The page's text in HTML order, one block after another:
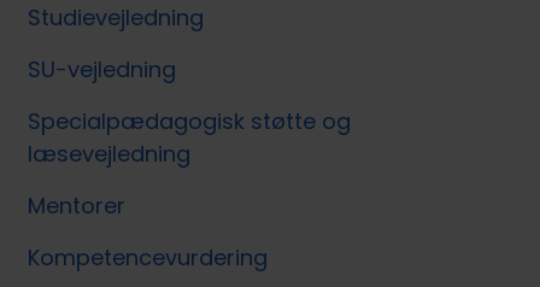
Studievejledning
SU-vejledning
Specialpædagogisk støtte og
læsevejledning
Mentorer
Kompetencevurdering